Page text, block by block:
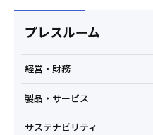
プレスルーム
経営・財務
製品・サービス
サステナビリティ